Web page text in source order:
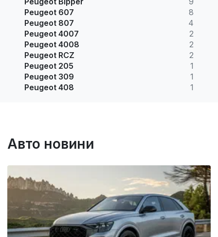
Peugeot 607
8
Peugeot 807
4
Peugeot 4007
2
Peugeot 4008
2
Peugeot RCZ
2
Peugeot 205
1
Peugeot 309
1
Peugeot 408
1
Авто новини